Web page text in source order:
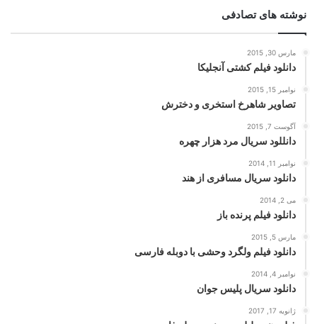
نوشته های تصادفی
مارس 30, 2015
دانلود فیلم کشتی آنجلیکا
نوامبر 15, 2015
تصاویر شاهرخ استخری و دخترش
آگوست 7, 2015
دانللود سریال مرد هزار چهره
نوامبر 11, 2014
دانلود سریال مسافری از هند
می 2, 2014
دانلود فیلم پرنده باز
مارس 5, 2015
دانلود فیلم ولگرد وحشی با دوبله فارسی
نوامبر 4, 2014
دانلود سریال پلیس جوان
ژانویه 17, 2017